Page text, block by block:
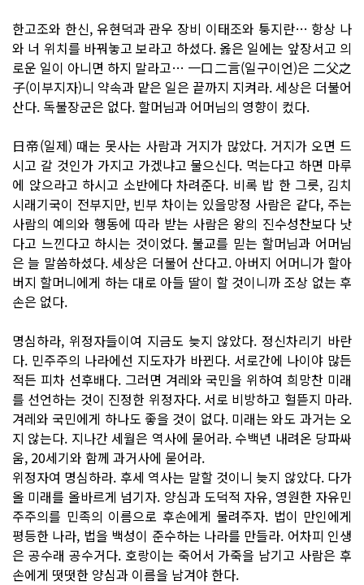
한고조와 한신, 유현덕과 관우 장비 이태조와 퉁지란… 항상 나
와 너 위치를 바꿔놓고 보라고 하셨다. 옳은 일에는 앞장서고 의
로운 일이 아니면 하지 말라고… 一口二言(일구이언)은 二父之
子(이부지자)니 약속과 맡은 일은 끝까지 지켜라. 세상은 더불어
산다. 독불장군은 없다. 할머님과 어머님의 영향이 컸다.
日帝(일제) 때는 못사는 사람과 거지가 많았다. 거지가 오면 드
시고 갈 것인가 가지고 가겠냐고 물으신다. 먹는다고 하면 마루
에 앉으라고 하시고 소반에다 차려준다. 비록 밥 한 그릇, 김치
시래기국이 전부지만, 빈부 차이는 있을망정 사람은 같다, 주는
사람의 예의와 행동에 따라 받는 사람은 왕의 진수성찬보다 낫
다고 느낀다고 하시는 것이었다. 불교를 믿는 할머님과 어머님
은 늘 말씀하셨다. 세상은 더불어 산다고. 아버지 어머니가 할아
버지 할머니에게 하는 대로 아들 딸이 할 것이니까 조상 없는 후
손은 없다.
명심하라, 위정자들이여 지금도 늦지 않았다. 정신차리기 바란
다. 민주주의 나라에선 지도자가 바뀐다. 서로간에 나이야 많든
적든 피차 선후배다. 그러면 겨레와 국민을 위하여 희망찬 미래
를 선언하는 것이 진정한 위정자다. 서로 비방하고 헐뜯지 마라.
겨레와 국민에게 하나도 좋을 것이 없다. 미래는 와도 과거는 오
지 않는다. 지나간 세월은 역사에 묻어라. 수백년 내려온 당파싸
움, 20세기와 함께 과거사에 묻어라.
위정자여 명심하라. 후세 역사는 말할 것이니 늦지 않았다. 다가
올 미래를 올바르게 넘기자. 양심과 도덕적 자유, 영원한 자유민
주주의를 민족의 이름으로 후손에게 물려주자. 법이 만인에게
평등한 나라, 법을 백성이 준수하는 나라를 만들라. 어차피 인생
은 공수래 공수거다. 호랑이는 죽어서 가죽을 남기고 사람은 후
손에게 떳떳한 양심과 이름을 남겨야 한다.